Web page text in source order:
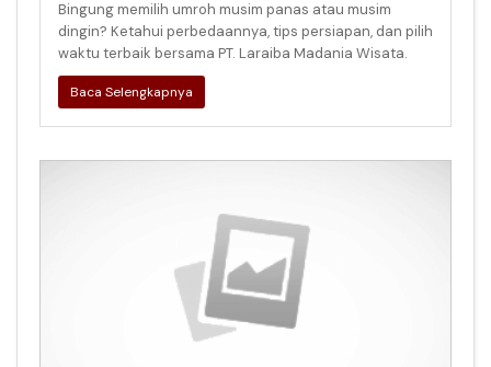
Bingung memilih umroh musim panas atau musim
dingin? Ketahui perbedaannya, tips persiapan, dan pilih
waktu terbaik bersama PT. Laraiba Madania Wisata.
Baca Selengkapnya